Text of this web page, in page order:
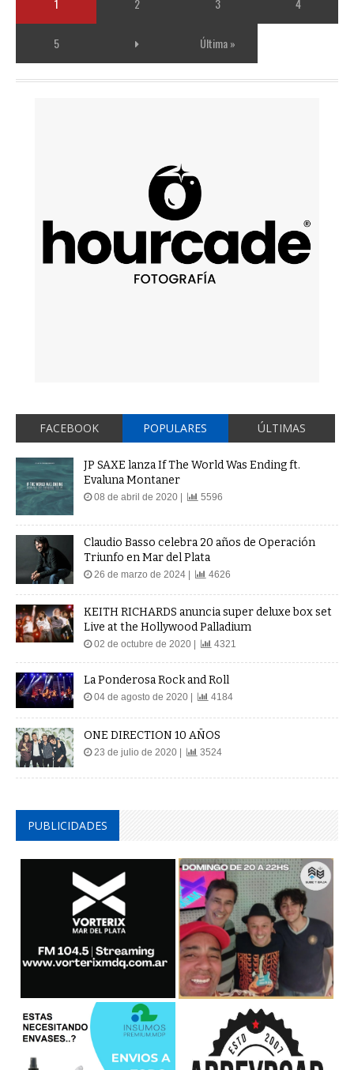
5 Última »
FACEBOOK POPULARES ÚLTIMAS
JP SAXE lanza If The World Was Ending ft.
Evaluna Montaner
08 de abril de 2020 | 5596
Claudio Basso celebra 20 años de Operación
Triunfo en Mar del Plata
26 de marzo de 2024 | 4626
KEITH RICHARDS anuncia super deluxe box set
Live at the Hollywood Palladium
02 de octubre de 2020 | 4321
La Ponderosa Rock and Roll
04 de agosto de 2020 | 4184
ONE DIRECTION 10 AÑOS
23 de julio de 2020 | 3524
PUBLICIDADES